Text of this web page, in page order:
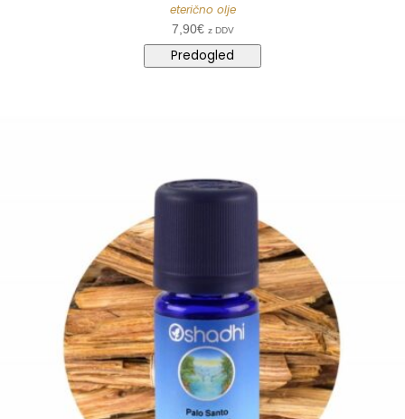
eterično olje
7,90€ z DDV
Predogled